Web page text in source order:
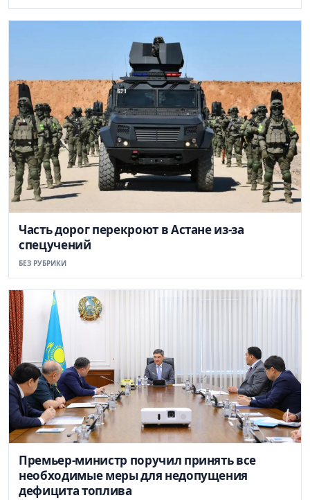
Часть дорог перекроют в Астане из-за
спецучений
БЕЗ РУБРИКИ
Премьер-министр поручил принять все
необходимые меры для недопущения
дефицита топлива